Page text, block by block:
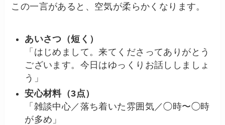
この一言があると、空気が柔らかくなります。
あいさつ（短く）
「はじめまして。来てくださってありがとう
ございます。今日はゆっくりお話ししましょ
う」
安心材料（3点）
「雑談中心／落ち着いた雰囲気／◯時〜◯時
が多め」